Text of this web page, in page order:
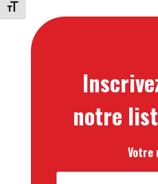
Changer la taille de la police
notre
Votre